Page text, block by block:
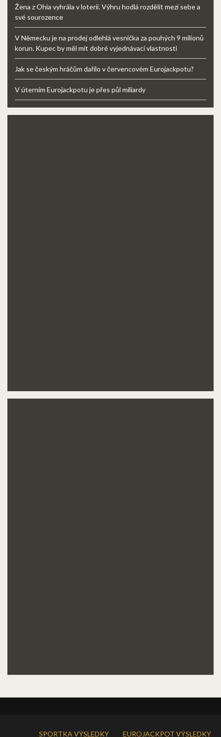
Žena z Ohia vyhrála v loterii. Výhru hodlá rozdělit mezi sebe a
své sourozence
V Německu je na prodej odlehlá vesnička za pouhých 9 milionů
korun. Kupec by měl mít dobré vyjednávací vlastnosti
Jak se českým hráčům dařilo v červencovém Eurojackpotu?
V úterním Eurojackpotu je přes půl miliardy
SPORTKA VÝSLEDKY EUROJACKPOT VÝSLEDKY